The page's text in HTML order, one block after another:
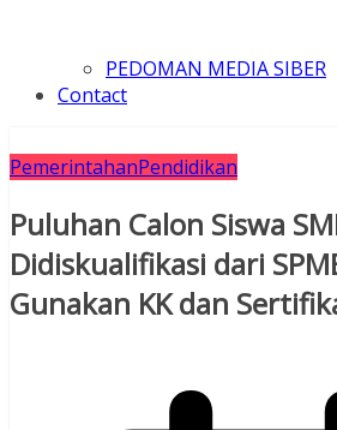
PEDOMAN MEDIA SIBER
Contact
PemerintahanPendidikan
Puluhan Calon Siswa
Didiskualifikasi dari
Gunakan KK dan